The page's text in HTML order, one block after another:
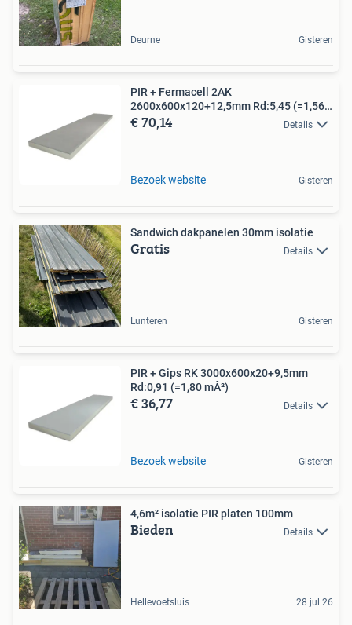
Deurne Gisteren
PIR + Fermacell 2AK
2600x600x120+12,5mm Rd:5,45 (=1,56
mÂ²)
€ 70,14 Details
Bezoek website Gisteren
Sandwich dakpanelen 30mm isolatie
Gratis Details
Lunteren Gisteren
PIR + Gips RK 3000x600x20+9,5mm
Rd:0,91 (=1,80 mÂ²)
€ 36,77 Details
Bezoek website Gisteren
4,6m² isolatie PIR platen 100mm
Bieden Details
Hellevoetsluis 28 jul 26